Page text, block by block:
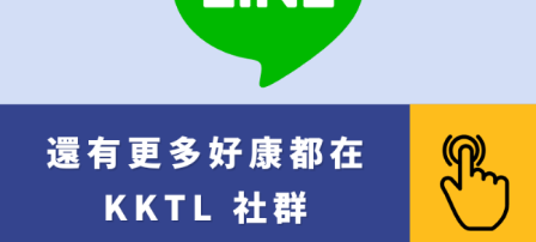
如有自備酒水(750ml)將酌收開瓶費NT$1,000/
如有玻璃杯遭人為破損之情形，將酌收破杯費
NT$500。
為維護所有顧客的用餐體驗，敬請避免使用香水或
味道濃烈產品，以及影響其他客人之行為。